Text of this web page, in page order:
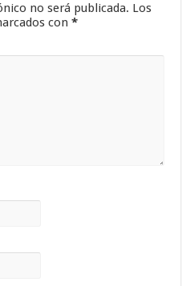
no será publicada. Los
con*